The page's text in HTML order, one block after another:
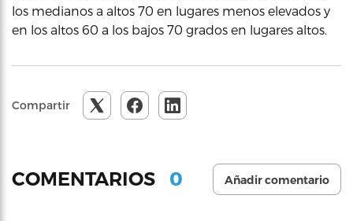
los medianos a altos 70 en lugares menos elevados y
en los altos 60 a los bajos 70 grados en lugares altos.
Compartir
COMENTARIOS 0 Añadir comentario